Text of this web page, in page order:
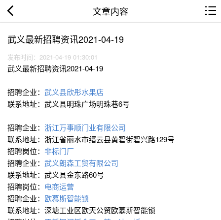
文章内容
武义最新招聘资讯2021-04-19
发布时间：2021-04-19 01:30:01
武义最新招聘资讯2021-04-19
招聘企业： 武义县欣彤水果店
联系地址：武义县明珠广场明珠巷6号
招聘企业： 浙江万事顺门业有限公司
联系地址：浙江省丽水市缙云县黄碧街碧兴路129号
招聘岗位： 非标门厂
招聘企业： 武义朗森工贸有限公司
联系地址：武义县金东路60号
招聘岗位： 电商运营
招聘企业： 欧慕斯智能锁
联系地址：深塘工业区欧天公贸欧慕斯智能锁